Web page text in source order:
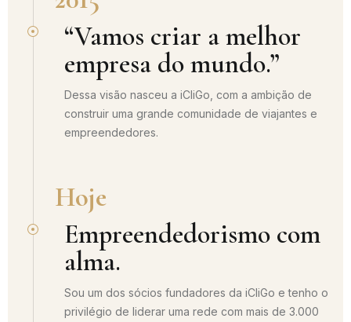
“Vamos criar a melhor
empresa do mundo.”
Dessa visão nasceu a iCliGo, com a ambição de
construir uma grande comunidade de viajantes e
empreendedores.
Hoje
Empreendedorismo com
alma.
Sou um dos sócios fundadores da iCliGo e tenho o
privilégio de liderar uma rede com mais de 3.000